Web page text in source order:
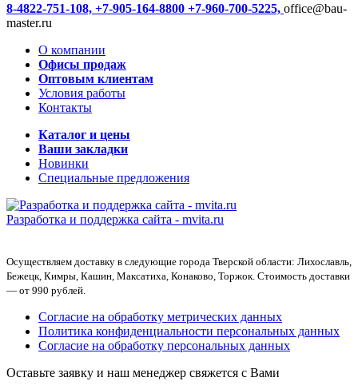
8-4822-751-108, +7-905-164-8800 +7-960-700-5225, office@bau-
master.ru
О компании
Офисы продаж
Оптовым клиентам
Условия работы
Контакты
Каталог и цены
Ваши закладки
Новинки
Специальные предложения
Разработка и поддержка сайта - mvita.ru
Осуществляем доставку в следующие города Тверской области: Лихославль,
Бежецк, Кимры, Кашин, Максатиха, Конаково, Торжок. Стоимость доставки
— от 990 рублей.
Согласие на обработку метрических данных
Политика конфиденциальности персональных данных
Согласие на обработку персональных данных
Оставьте заявку и наш менеджер свяжется с Вами